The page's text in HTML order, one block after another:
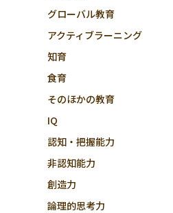
グローバル教育
アクティブラーニング
知育
食育
そのほかの教育
IQ
認知・把握能力
非認知能力
創造力
論理的思考力